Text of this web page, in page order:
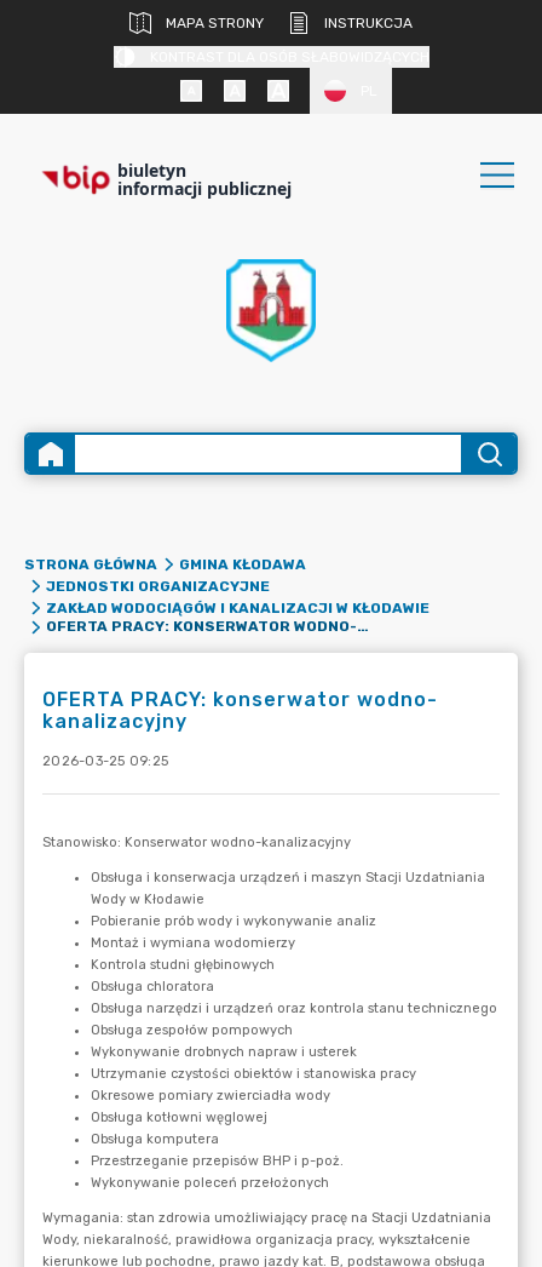
MAPA STRONY
INSTRUKCJA
biuletyn
informacji publicznej
STRONA GŁÓWNA
GMINA KŁODAWA
JEDNOSTKI ORGANIZACYJNE
ZAKŁAD WODOCIĄGÓW I KANALIZACJI W KŁODAWIE
OFERTA PRACY: KONSERWATOR WODNO-KANALIZACYJNY
OFERTA PRACY: konserwator wodno-
kanalizacyjny
2026-03-25 09:25